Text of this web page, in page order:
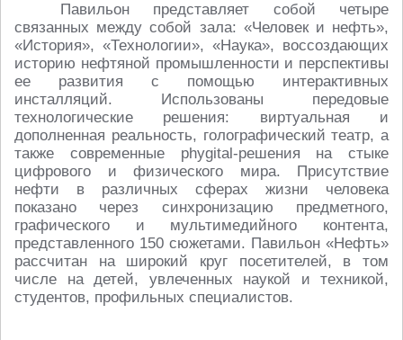
Павильон представляет собой четыре
связанных между собой зала: «Человек и нефть»,
«История», «Технологии», «Наука», воссоздающих
историю нефтяной промышленности и перспективы
ее развития с помощью интерактивных
инсталляций. Использованы передовые
технологические решения: виртуальная и
дополненная реальность, голографический театр, а
также современные phygital-решения на стыке
цифрового и физического мира. Присутствие
нефти в различных сферах жизни человека
показано через синхронизацию предметного,
графического и мультимедийного контента,
представленного 150 сюжетами. Павильон «Нефть»
рассчитан на широкий круг посетителей, в том
числе на детей, увлеченных наукой и техникой,
студентов, профильных специалистов.